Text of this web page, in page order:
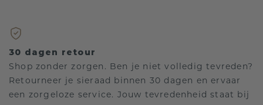
30 dagen retour
Shop zonder zorgen. Ben je niet volledig tevreden?
Retourneer je sieraad binnen 30 dagen en ervaar
een zorgeloze service. Jouw tevredenheid staat bij